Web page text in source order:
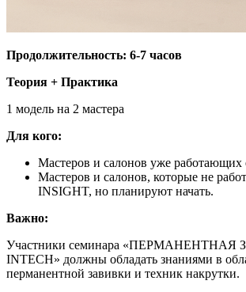
Продолжительность: 6-7 часов
Теория + Практика
1 модель на 2 мастера
Для кого:
Мастеров и салонов уже работающих
Мастеров и салонов, которые не
INSIGHT, но планируют начать.
Важно:
Участники семинара «ПЕРМАНЕНТНАЯ
INTECH» должны обладать знаниями в
перманентной завивки и техник накрутки.